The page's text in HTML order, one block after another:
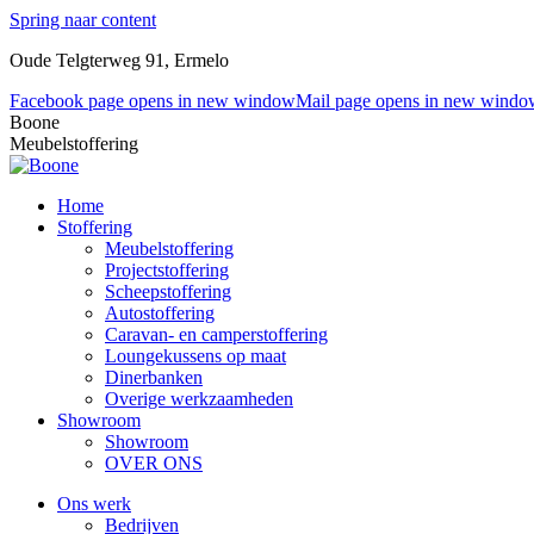
Spring naar content
Oude Telgterweg 91, Ermelo
Facebook page opens in new windowMail page opens in new
Boone
Meubelstoffering
Home
Stoffering
Meubelstoffering
Projectstoffering
Scheepstoffering
Autostoffering
Caravan- en camperstoffering
Loungekussens op maat
Dinerbanken
Overige werkzaamheden
Showroom
Showroom
OVER ONS
Ons werk
Bedrijven